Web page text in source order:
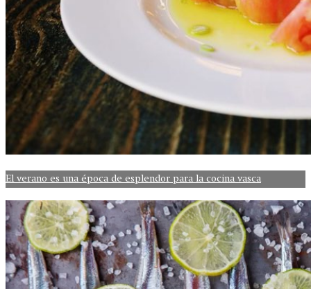
El verano es una época de esplendor para la cocina vasca